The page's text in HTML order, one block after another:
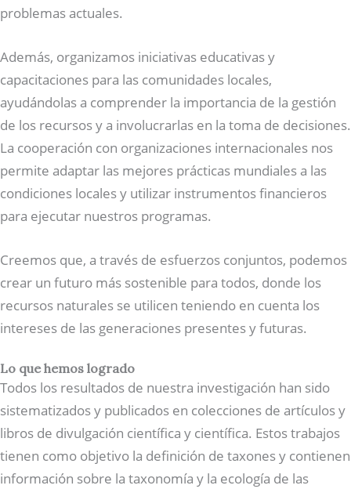
problemas actuales.
Además, organizamos iniciativas educativas y
capacitaciones para las comunidades locales,
ayudándolas a comprender la importancia de la gestión
de los recursos y a involucrarlas en la toma de decisiones.
La cooperación con organizaciones internacionales nos
permite adaptar las mejores prácticas mundiales a las
condiciones locales y utilizar instrumentos financieros
para ejecutar nuestros programas.
Creemos que, a través de esfuerzos conjuntos, podemos
crear un futuro más sostenible para todos, donde los
recursos naturales se utilicen teniendo en cuenta los
intereses de las generaciones presentes y futuras.
Lo que hemos logrado
Todos los resultados de nuestra investigación han sido
sistematizados y publicados en colecciones de artículos y
libros de divulgación científica y científica. Estos trabajos
tienen como objetivo la definición de taxones y contienen
información sobre la taxonomía y la ecología de las